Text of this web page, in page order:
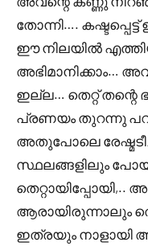
തോന്നി…. കഷ്ടപ്പെട്ട്
ഈ നിലയിൽ
അഭിമാനിക്കാം…
ഇല്ല… തെറ്റ്
പ്രണയം തുറന്നു
അതുപോലെ
സ്ഥലങ്ങളിലും
ആരായിരുന്നാലും
ഇത്രയും നാളായി